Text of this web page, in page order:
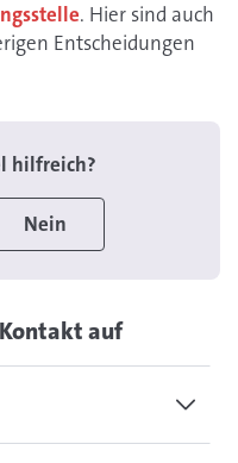
Kontakt auf
. Hier sind auch
Entscheidungen
hilfreich?
Nein